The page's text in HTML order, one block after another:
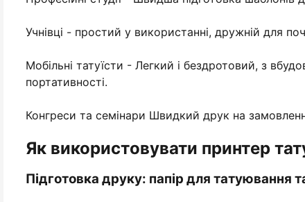
Учнівці - простий у використанні, дружній для
Мобільні татуїсти - Легкий і бездротовий, з
портативності.
Конгреси та семінари Швидкий друк на
Як використовувати принтер
Підготовка друку: папір для татуювання